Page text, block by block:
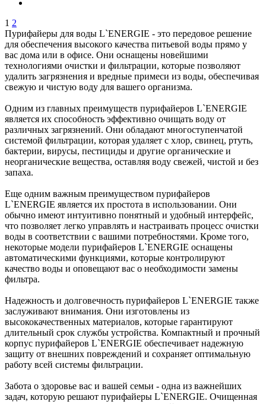
1 2
Пурифайеры для воды L`ENERGIE - это передовое решение
для обеспечения высокого качества питьевой воды прямо у
вас дома или в офисе. Они оснащены новейшими
технологиями очистки и фильтрации, которые позволяют
удалить загрязнения и вредные примеси из воды, обеспечивая
свежую и чистую воду для вашего организма.
Одним из главных преимуществ пурифайеров L`ENERGIE
является их способность эффективно очищать воду от
различных загрязнений. Они обладают многоступенчатой
системой фильтрации, которая удаляет с хлор, свинец, ртуть,
бактерии, вирусы, пестициды и другие органические и
неорганические вещества, оставляя воду свежей, чистой и без
запаха.
Еще одним важным преимуществом пурифайеров
L`ENERGIE является их простота в использовании. Они
обычно имеют интуитивно понятный и удобный интерфейс,
что позволяет легко управлять и настраивать процесс очистки
воды в соответствии с вашими потребностями. Кроме того,
некоторые модели пурифайеров L`ENERGIE оснащены
автоматическими функциями, которые контролируют
качество воды и оповещают вас о необходимости замены
фильтра.
Надежность и долговечность пурифайеров L`ENERGIE также
заслуживают внимания. Они изготовлены из
высококачественных материалов, которые гарантируют
длительный срок службы устройства. Компактный и прочный
корпус пурифайеров L`ENERGIE обеспечивает надежную
защиту от внешних повреждений и сохраняет оптимальную
работу всей системы фильтрации.
Забота о здоровье вас и вашей семьи - одна из важнейших
задач, которую решают пурифайеры L`ENERGIE. Очищенная